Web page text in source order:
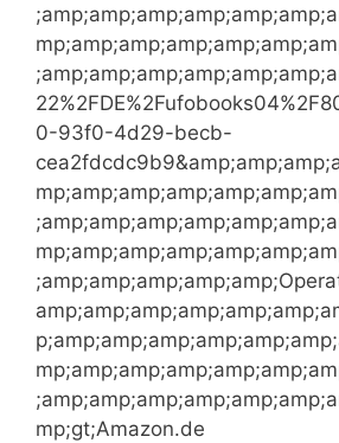
0-93f0-4d29-becb-
mp;gt;Amazon.de